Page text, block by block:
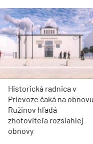
domáci tu majú vidiecku
idylku
Dom z tehly
Vyzerá to ako rybárska
dedinka, ale je to celé len